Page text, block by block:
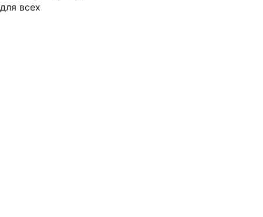
для всех